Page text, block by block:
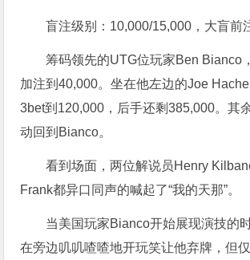
盲注级别：10,000/15,000，大盲前
筹码领先的UTG位玩家Ben Bianco
加注到40,000。坐在他左边的Joe
3bet到120,000，后手还剩385,000。其
动回到Bianco。
看到场面，两位解说员Henry
Frank都异口同声的喊起了“我的天那”。
当美国玩家Bianco开始展现演技的
在旁边叽叽喳喳地开玩笑让他弃牌，但